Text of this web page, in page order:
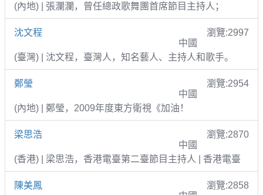
(內地) | 張瀾瀾，曾任總政歌舞團首席節目主持人；
沈文程
瀏覽:2997
中國
(臺灣) | 沈文程，臺灣人，知名藝人、主持人和歌手。
鄭瑩
瀏覽:2954
中國
(內地) | 鄭瑩，2009年度東方衛視《加油！
梁思浩
瀏覽:2870
中國
(香港) | 梁思浩，香港電臺第二臺節目主持人 | 香港電臺
陳美鳳
瀏覽:2858